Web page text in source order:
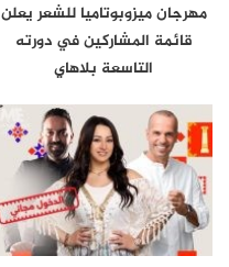
مهرجان ميزوبوتاميا للشعر يعلن
قائمة المشاركين في دورته
التاسعة بلاهاي